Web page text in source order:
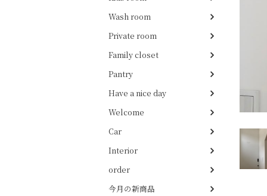
Wash room
Private room
Family closet
Pantry
Have a nice day
Welcome
Car
Interior
order
今月の新商品